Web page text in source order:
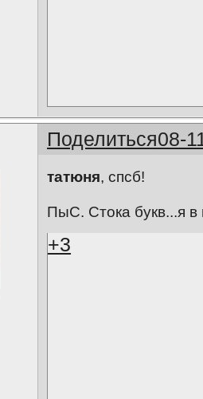
Поделиться08-
татюня, спсб!
ПыС. Стока букв...я
+3